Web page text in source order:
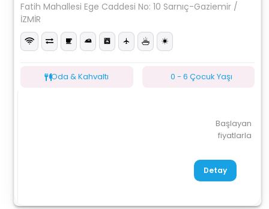
Fatih Mahallesi Ege Caddesi No: 10 Sarnıç-Gaziemir /
İZMİR
Oda & Kahvaltı 0 - 6 Çocuk Yaşı
Başlayan
fiyatlarla
Detay